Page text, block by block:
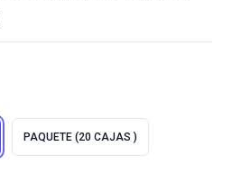
PAQUETE (20 CAJAS )